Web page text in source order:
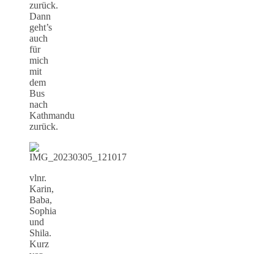
zurück.
Dann
geht’s
auch
für
mich
mit
dem
Bus
nach
Kathmandu
zurück.
vlnr.
Karin,
Baba,
Sophia
und
Shila.
Kurz